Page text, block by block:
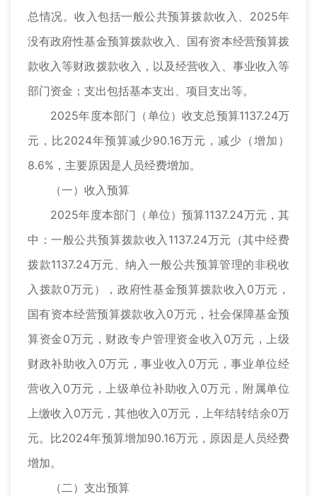
总情况。收入包括一般公共预算拨款收入、2025年
没有政府性基金预算拨款收入、国有资本经营预算拨
款收入等财政拨款收入，以及经营收入、事业收入等
部门资金；支出包括基本支出、项目支出等。
2025年度本部门（单位）收支总预算1137.24万
元，比2024年预算减少90.16万元，减少（增加）
8.6%，主要原因是人员经费增加。
（一）收入预算
2025年度本部门（单位）预算1137.24万元，其
中：一般公共预算拨款收入1137.24万元（其中经费
拨款1137.24万元、纳入一般公共预算管理的非税收
入拨款0万元），政府性基金预算拨款收入0万元，
国有资本经营预算拨款收入0万元，社会保障基金预
算资金0万元，财政专户管理资金收入0万元，上级
财政补助收入0万元，事业收入0万元，事业单位经
营收入0万元，上级单位补助收入0万元，附属单位
上缴收入0万元，其他收入0万元，上年结转结余0万
元。比2024年预算增加90.16万元，原因是人员经费
增加。
（二）支出预算